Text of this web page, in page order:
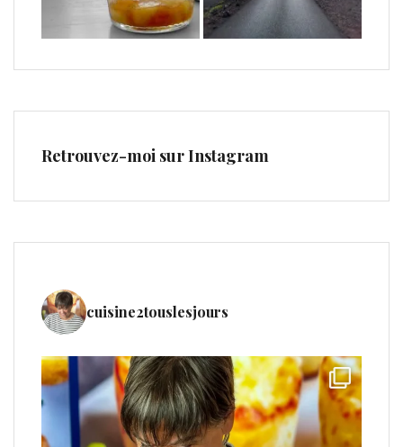
Retrouvez-moi sur Instagram
cuisine2touslesjours